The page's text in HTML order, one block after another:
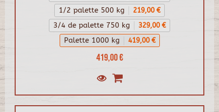
419,00 €
1/2 palette 500 kg 219,00 €
3/4 de palette 750 kg 329,00 €
Palette 1000 kg 419,00 €